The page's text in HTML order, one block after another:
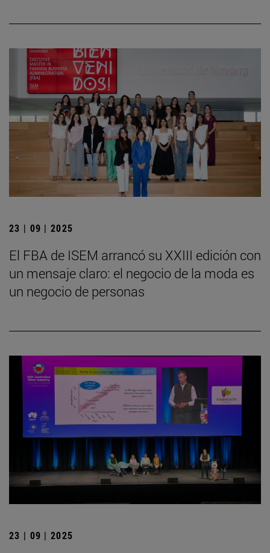
23 | 09 | 2025
El FBA de ISEM arrancó su XXIII edición con
un mensaje claro: el negocio de la moda es
un negocio de personas
23 | 09 | 2025